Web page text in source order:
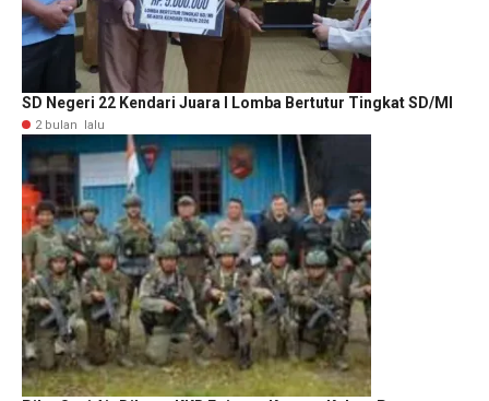
SD Negeri 22 Kendari Juara I Lomba Bertutur Tingkat SD/MI
2 bulan lalu